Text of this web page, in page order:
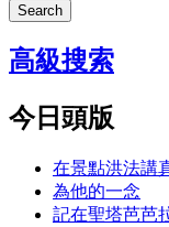
Search
高級搜索
今日頭版
在景點洪法講
為他的一念
記在聖塔芭芭